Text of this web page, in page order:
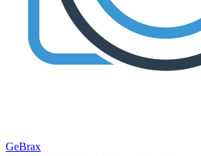
GeBrax